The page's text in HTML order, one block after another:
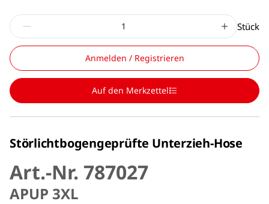
Stück
Anmelden / Registrieren
Auf den Merkzettel
Störlichtbogengeprüfte Unterzieh-Hose
Art.-Nr. 787027
APUP 3XL